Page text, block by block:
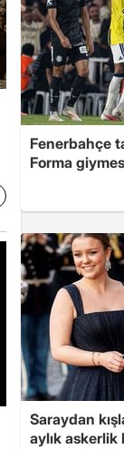
Fenerbahçe
Forma
Saraydan
aylık askerlik